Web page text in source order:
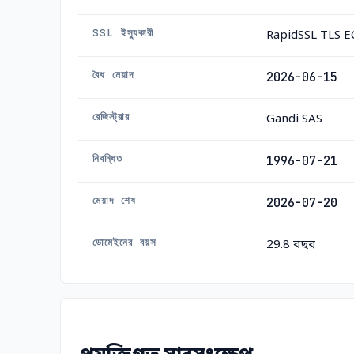
SSL ইস্যুকারী RapidSSL TLS
বৈধ মেয়াদ 2026-06-15
রেজিস্ট্রার Gandi SAS
নিবন্ধিত 1996-07-21
মেয়াদ শেষ 2026-07-20
ডোমেইনের বয়স 29.8 বছর